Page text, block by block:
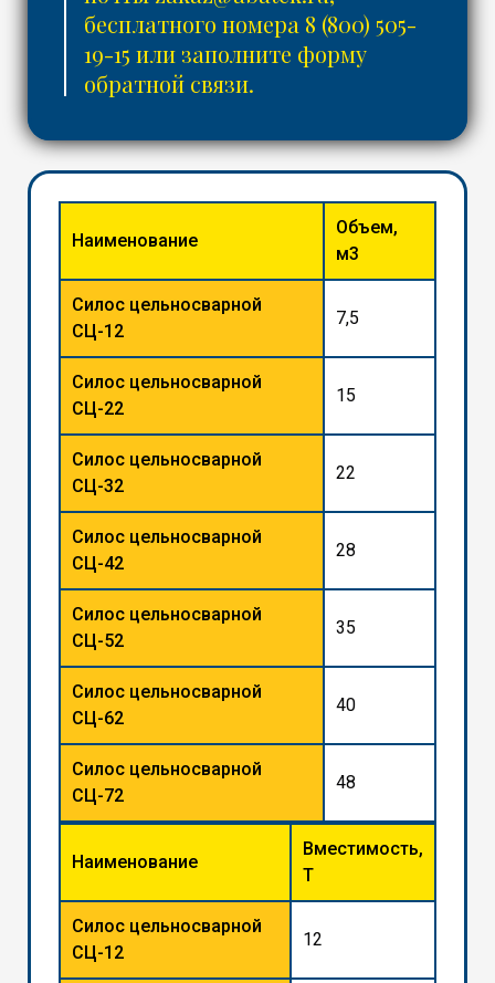
бесплатного номера 8 (800) 505-
19-15 или заполните форму
обратной связи.
Наименование
Объем,
м3
Силос цельносварной
СЦ-12
7,5
Силос цельносварной
СЦ-22
15
Силос цельносварной
СЦ-32
22
Силос цельносварной
СЦ-42
28
Силос цельносварной
СЦ-52
35
Силос цельносварной
СЦ-62
40
Силос цельносварной
СЦ-72
48
Наименование
Вместимость,
Т
Силос цельносварной
СЦ-12
12